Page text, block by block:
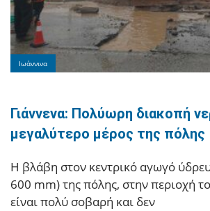
Ιωάννινα
Γιάννενα: Πολύωρη διακοπή
μεγαλύτερο μέρος της πόλης
Η βλάβη στον κεντρικό αγωγό
600 mm) της πόλης, στην περιοχή
είναι πολύ σοβαρή και δεν